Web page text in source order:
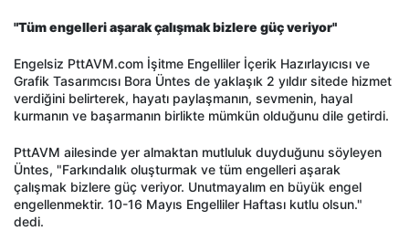
"Tüm engelleri aşarak çalışmak bizlere güç veriyor"
Engelsiz PttAVM.com İşitme Engelliler İçerik Hazırlayıcısı ve
Grafik Tasarımcısı Bora Üntes de yaklaşık 2 yıldır sitede hizmet
verdiğini belirterek, hayatı paylaşmanın, sevmenin, hayal
kurmanın ve başarmanın birlikte mümkün olduğunu dile getirdi.
PttAVM ailesinde yer almaktan mutluluk duyduğunu söyleyen
Üntes, "Farkındalık oluşturmak ve tüm engelleri aşarak
çalışmak bizlere güç veriyor. Unutmayalım en büyük engel
engellenmektir. 10-16 Mayıs Engelliler Haftası kutlu olsun."
dedi.